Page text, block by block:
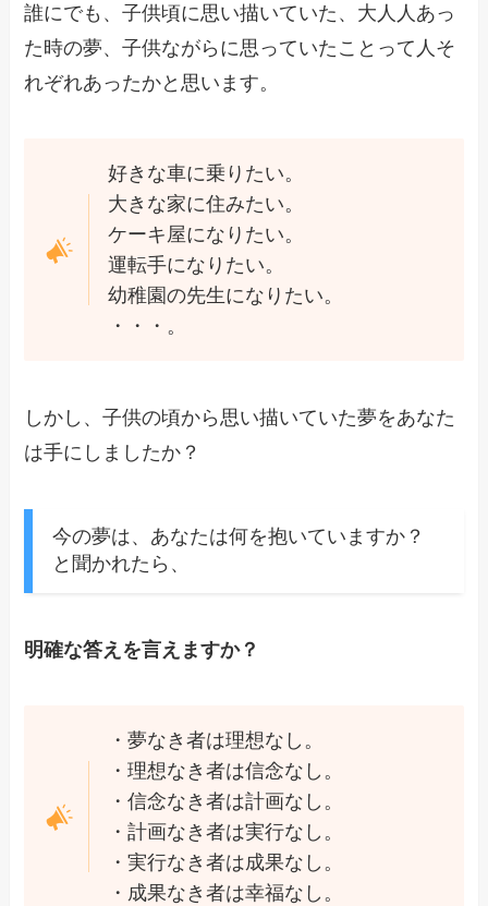
誰にでも、子供頃に思い描いていた、大人人あっ
た時の夢、子供ながらに思っていたことって人そ
れぞれあったかと思います。
好きな車に乗りたい。
大きな家に住みたい。
ケーキ屋になりたい。
運転手になりたい。
幼稚園の先生になりたい。
・・・。
しかし、子供の頃から思い描いていた夢をあなた
は手にしましたか？
今の夢は、あなたは何を抱いていますか？
と聞かれたら、
明確な答えを言えますか？
・夢なき者は理想なし。
・理想なき者は信念なし。
・信念なき者は計画なし。
・計画なき者は実行なし。
・実行なき者は成果なし。
・成果なき者は幸福なし。